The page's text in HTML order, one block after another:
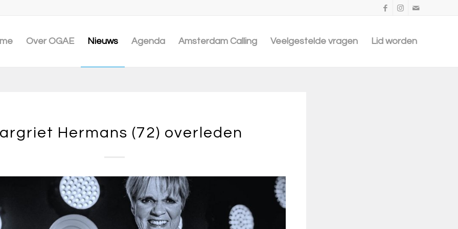
Over OGAE Nieuws Agenda Amsterdam Calling Veelgestelde vragen Lid worden
Hermans (72) overleden